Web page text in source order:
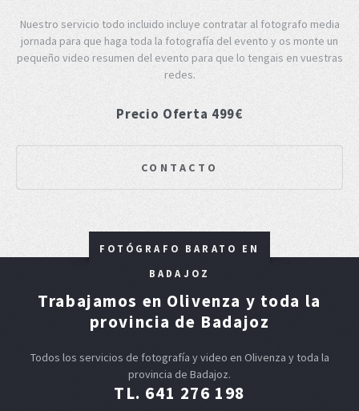
Nuestro servicio todo incluido incluye contratar al fotografo media
jornada para que haga toda la fotografía del evento y os monte un
pequeño video resumen del evento para que lo tengais en vuestras
redes.
Precio Oferta 499€
CONTACTO
FOTÓGRAFO BARATO EN
BADAJOZ
Trabajamos en Olivenza y toda la
provincia de Badajoz
Todos los servicios de fotografía y video en Olivenza y toda la
provincia de Badajoz.
TL. 641 276 198